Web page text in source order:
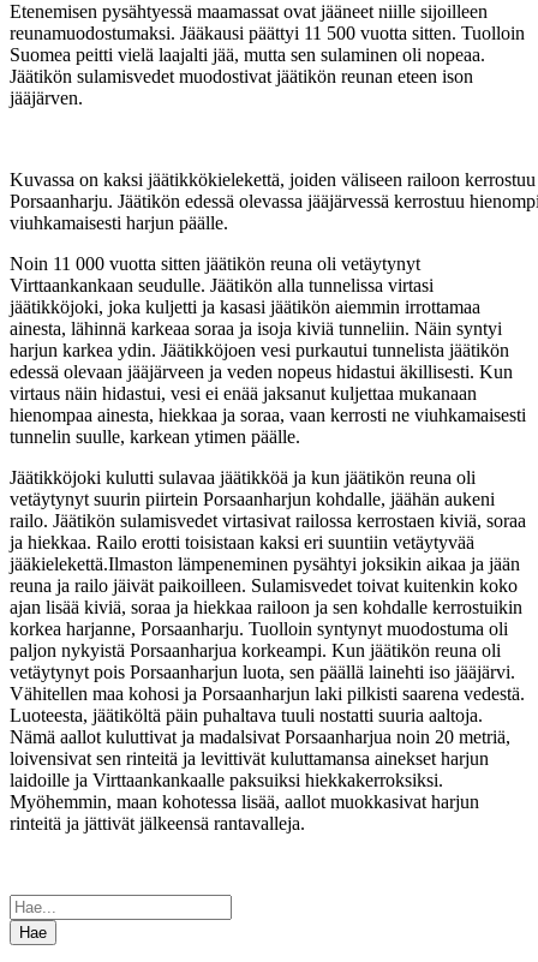
Etenemisen pysähtyessä maamassat ovat jääneet niille sijoilleen
reunamuodostumaksi. Jääkausi päättyi 11 500 vuotta sitten. Tuolloin
Suomea peitti vielä laajalti jää, mutta sen sulaminen oli nopeaa.
Jäätikön sulamisvedet muodostivat jäätikön reunan eteen ison
jääjärven.
Kuvassa on kaksi jäätikkökielekettä, joiden väliseen railoon kerrostuu
Porsaanharju. Jäätikön edessä olevassa jääjärvessä kerrostuu
viuhkamaisesti harjun päälle.
Noin 11 000 vuotta sitten jäätikön reuna oli vetäytynyt
Virttaankankaan seudulle. Jäätikön alla tunnelissa virtasi
jäätikköjoki, joka kuljetti ja kasasi jäätikön aiemmin irrottamaa
ainesta, lähinnä karkeaa soraa ja isoja kiviä tunneliin. Näin syntyi
harjun karkea ydin. Jäätikköjoen vesi purkautui tunnelista jäätikön
edessä olevaan jääjärveen ja veden nopeus hidastui äkillisesti. Kun
virtaus näin hidastui, vesi ei enää jaksanut kuljettaa mukanaan
hienompaa ainesta, hiekkaa ja soraa, vaan kerrosti ne viuhkamaisesti
tunnelin suulle, karkean ytimen päälle.
Jäätikköjoki kulutti sulavaa jäätikköä ja kun jäätikön reuna oli
vetäytynyt suurin piirtein Porsaanharjun kohdalle, jäähän aukeni
railo. Jäätikön sulamisvedet virtasivat railossa kerrostaen kiviä, soraa
ja hiekkaa. Railo erotti toisistaan kaksi eri suuntiin vetäytyvää
jääkielekettä.Ilmaston lämpeneminen pysähtyi joksikin aikaa ja jään
reuna ja railo jäivät paikoilleen. Sulamisvedet toivat kuitenkin koko
ajan lisää kiviä, soraa ja hiekkaa railoon ja sen kohdalle kerrostuikin
korkea harjanne, Porsaanharju. Tuolloin syntynyt muodostuma oli
paljon nykyistä Porsaanharjua korkeampi. Kun jäätikön reuna oli
vetäytynyt pois Porsaanharjun luota, sen päällä lainehti iso jääjärvi.
Vähitellen maa kohosi ja Porsaanharjun laki pilkisti saarena vedestä.
Luoteesta, jäätiköltä päin puhaltava tuuli nostatti suuria aaltoja.
Nämä aallot kuluttivat ja madalsivat Porsaanharjua noin 20 metriä,
loivensivat sen rinteitä ja levittivät kuluttamansa ainekset harjun
laidoille ja Virttaankankaalle paksuiksi hiekkakerroksiksi.
Myöhemmin, maan kohotessa lisää, aallot muokkasivat harjun
rinteitä ja jättivät jälkeensä rantavalleja.
Hae
sivustolta: